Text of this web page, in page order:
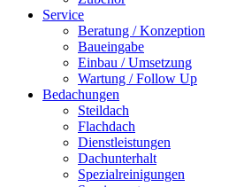
Service
Beratung / Konzeption
Baueingabe
Einbau / Umsetzung
Wartung / Follow Up
Bedachungen
Steildach
Flachdach
Dienstleistungen
Dachunterhalt
Spezialreinigungen